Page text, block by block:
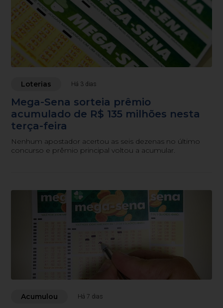
Loterias Há 3 dias
Mega-Sena sorteia prêmio
acumulado de R$ 135 milhões nesta
terça-feira
Nenhum apostador acertou as seis dezenas no último
concurso e prêmio principal voltou a acumular.
Acumulou Há 7 dias